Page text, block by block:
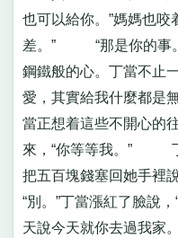
也可以給你。”媽媽也咬
差。” “那是你的事。
鋼鐵般的心。丁當不止
愛，其實給我什麼都
當正想着這些不開心的
來，“你等等我。” 丁
把五百塊錢塞回她手
“別。”丁當漲紅了臉
天說今天就你去過我